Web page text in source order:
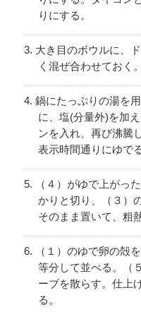
りにする。
大き目のボウルに、
く混ぜ合わせておく。
鍋にたっぷりの湯を
に、塩(分量外)を加
ンを入れ、再び沸騰
表示時間通りにゆでる
（４）がゆで上がっ
かりと切り、（３）
そのまま置いて、粗
（１）のゆで卵の殻
等分して並べる。（
ーブを散らす。仕上
る。